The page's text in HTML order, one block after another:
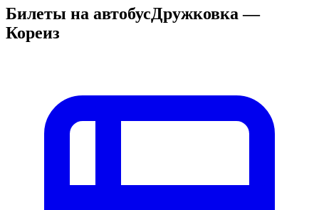
Билеты на автобусДружковка —
Кореиз